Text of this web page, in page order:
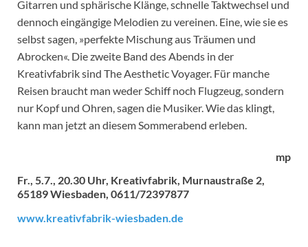
Gitarren und sphärische Klänge, schnelle Taktwechsel und
dennoch eingängige Melodien zu vereinen. Eine, wie sie es
selbst sagen, »perfekte Mischung aus Träumen und
Abrocken«. Die zweite Band des Abends in der
Kreativfabrik sind The Aesthetic Voyager. Für manche
Reisen braucht man weder Schiff noch Flugzeug, sondern
nur Kopf und Ohren, sagen die Musiker. Wie das klingt,
kann man jetzt an diesem Sommerabend erleben.
mp
Fr., 5.7., 20.30 Uhr, Kreativfabrik, Murnaustraße 2,
65189 Wiesbaden, 0611/72397877
www.kreativfabrik-wiesbaden.de